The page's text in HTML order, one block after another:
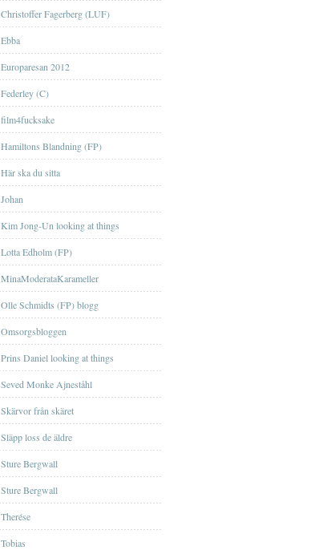
Christoffer Fagerberg (LUF)
Ebba
Europaresan 2012
Federley (C)
film4fucksake
Hamiltons Blandning (FP)
Här ska du sitta
Johan
Kim Jong-Un looking at things
Lotta Edholm (FP)
MinaModerataKarameller
Olle Schmidts (FP) blogg
Omsorgsbloggen
Prins Daniel looking at things
Seved Monke Ajneståhl
Skärvor från skäret
Släpp loss de äldre
Sture Bergwall
Sture Bergwall
Therése
Tobias